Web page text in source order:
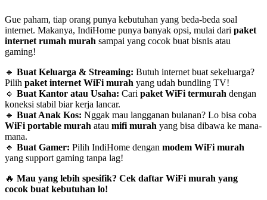
Gue paham, tiap orang punya kebutuhan yang beda-beda soal
internet. Makanya, IndiHome punya banyak opsi, mulai dari paket
internet rumah murah sampai yang cocok buat bisnis atau
gaming!
🔹 Buat Keluarga & Streaming: Butuh internet buat sekeluarga?
Pilih paket internet WiFi murah yang udah bundling TV!
🔹 Buat Kantor atau Usaha: Cari paket WiFi termurah dengan
koneksi stabil biar kerja lancar.
🔹 Buat Anak Kos: Nggak mau langganan bulanan? Lo bisa coba
WiFi portable murah atau mifi murah yang bisa dibawa ke mana-
mana.
🔹 Buat Gamer: Pilih IndiHome dengan modem WiFi murah
yang support gaming tanpa lag!
🔥 Mau yang lebih spesifik? Cek daftar WiFi murah yang
cocok buat kebutuhan lo!